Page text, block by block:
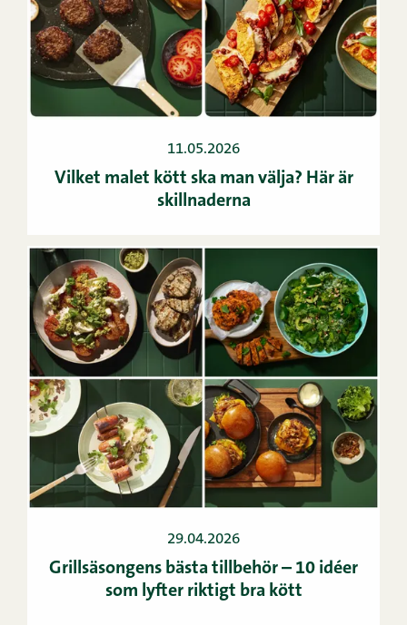
11.05.2026
Vilket malet kött ska man välja? Här är
skillnaderna
29.04.2026
Grillsäsongens bästa tillbehör – 10 idéer
som lyfter riktigt bra kött